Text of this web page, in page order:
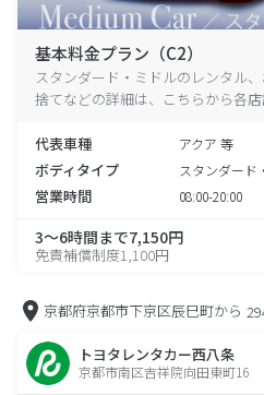
基本料金プラン（C2）
スタンダード・ミドルのレンタル
捨てなどの詳細は、こちらから各店
代表車種 アクア 等
ボディタイプ スタンダード
営業時間 08:00-20:00
3～6時間まで7,150円
免責補償制度1,100円
京都府京都市下京区辰巳町から
トヨタレンタカー西八条
京都市南区吉祥院向田東町16